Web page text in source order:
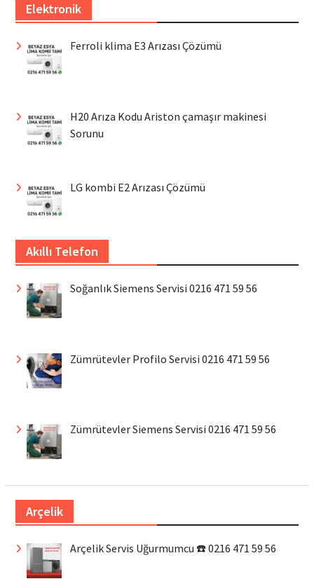
Elektronik
Ferroli klima E3 Arızası Çözümü
H20 Arıza Kodu Ariston çamaşır makinesi
Sorunu
LG kombi E2 Arızası Çözümü
Akıllı Telefon
Soğanlık Siemens Servisi 0216 471 59 56
Zümrütevler Profilo Servisi 0216 471 59 56
Zümrütevler Siemens Servisi 0216 471 59 56
Arçelik
Arçelik Servis Uğurmumcu ☎️ 0216 471 59 56